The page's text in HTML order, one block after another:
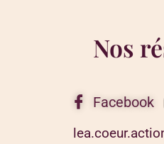
Nos
Facebook